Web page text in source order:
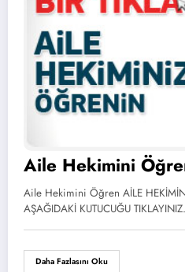
Aile Hekimini
Aile Hekimini Öğren AİLE
AŞAĞIDAKİ KUTUCUĞU TIKLAYINIZ.
Daha Fazlasını Oku